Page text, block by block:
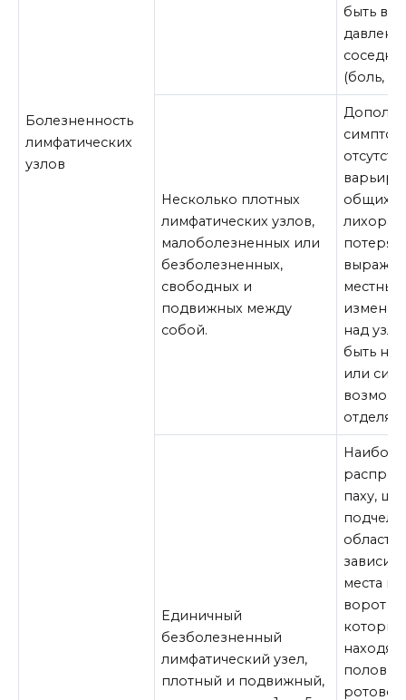
Болезненность
лимфатических
узлов
быть
(боль,
Несколько плотных
лимфатических узлов,
малоболезненных или
безболезненных,
свободных и
подвижных между
собой.
общих
потеря
местных
над
быть
или
Единичный
безболезненный
лимфатический узел,
плотный и подвижный,
паху,
области,
места
ворот
которые
половых